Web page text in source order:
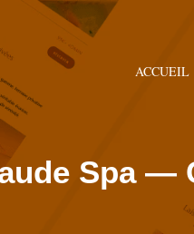
ACCUEIL
Spa —